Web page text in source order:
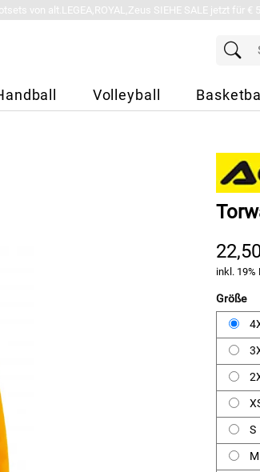
von alt.LEGEA,ROYAL,Zeus SIEHE SALE jetzt für €
Volleyball
inkl. 19%
Größe
S
M